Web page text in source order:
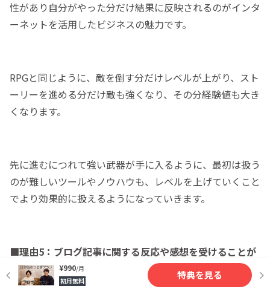
¥990/月
初月無料
特典を見る
性があり自分がやった分だけ結果に反映されるのがインタ
ーネットを活用したビジネスの魅力です。
RPGと同じように、敵を倒す分だけレベルが上がり、スト
ーリーを進める分だけ敵も強くなり、その分経験値も大き
くなります。
先に進むにつれて強い武器が手に入るように、最初は扱う
のが難しいツールやノウハウも、レベルを上げていくこと
でより効果的に扱えるようになっていきます。
■理由5：ブログ記事に関する反応や感想を受けることが
できるから